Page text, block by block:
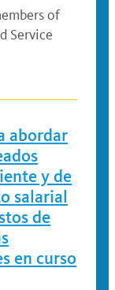
of
Service
abordar
y de
salarial
de
en curso